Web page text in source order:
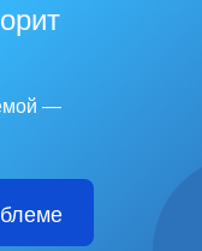
—